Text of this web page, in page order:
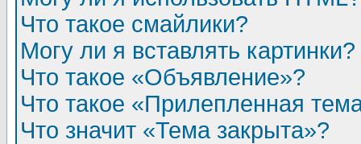
Что такое смайлики?
Могу ли я вставлять картинки?
Что такое «Объявление»?
Что такое «Прилепленная
Что значит «Тема закрыта»?